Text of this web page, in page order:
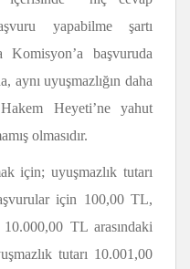
yapabilme şartı
Komisyon’a başvuruda
aynı uyuşmazlığın daha
Heyeti’ne yahut
olmasıdır.
için; uyuşmazlık tutarı
için 100,00 TL,
TL arasındaki
tutarı 10.001,00